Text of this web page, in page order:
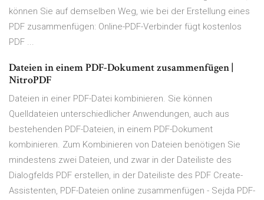
können Sie auf demselben Weg, wie bei der Erstellung eines
PDF zusammenfügen: Online-PDF-Verbinder fügt kostenlos
PDF ...
Dateien in einem PDF-Dokument zusammenfügen |
NitroPDF
Dateien in einer PDF-Datei kombinieren. Sie können
Quelldateien unterschiedlicher Anwendungen, auch aus
bestehenden PDF-Dateien, in einem PDF-Dokument
kombinieren. Zum Kombinieren von Dateien benötigen Sie
mindestens zwei Dateien, und zwar in der Dateiliste des
Dialogfelds PDF erstellen, in der Dateiliste des PDF Create-
Assistenten, PDF-Dateien online zusammenfügen - Sejda PDF-